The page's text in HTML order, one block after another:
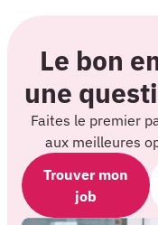
Le bon
une
Faites le premier
aux meilleures
Trouver mon
job